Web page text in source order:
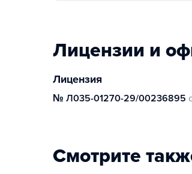
Лицензии и
Лицензия
№ Л035-01270-29/00236895
Смотрите